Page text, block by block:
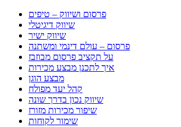
פרסום ושיווק – טיפים
שיווק דיגיטלי
שיווק ישיר
פרסום – עולם דינמי ומשתנה
על תקציב פרסום מבוזבז
איך לתכנן מבצע מכירות
מבצע הוגן
קהל יעד מפולח
שיווק נכון בדרך שונה
שיפור מכירות מזורז
שימור לקוחות